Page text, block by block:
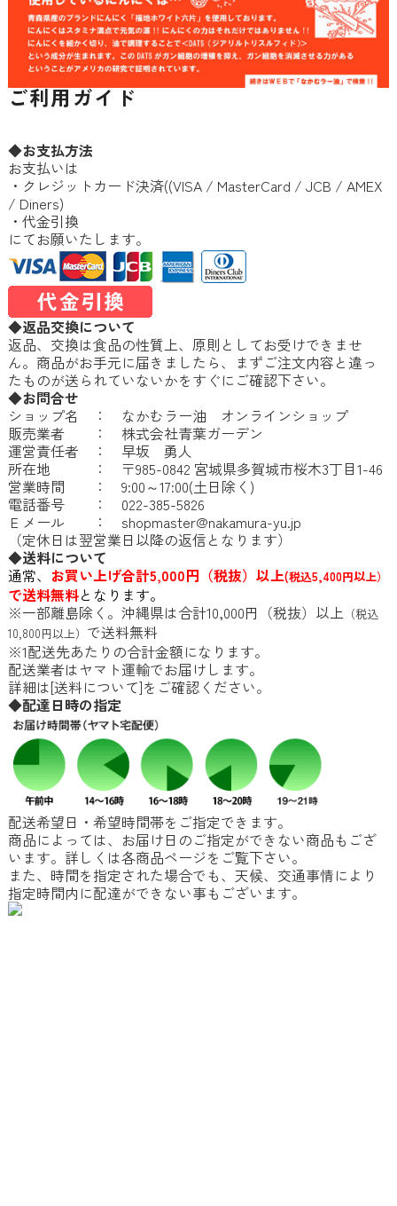
ご利用ガイド
◆お支払方法
お支払いは
・クレジットカード決済((VISA / MasterCard / JCB / AMEX
/ Diners)
・代金引換
にてお願いたします。
◆返品交換について
返品、交換は食品の性質上、原則としてお受けできませ
ん。商品がお手元に届きましたら、まずご注文内容と違っ
たものが送られていないかをすぐにご確認下さい。
◆お問合せ
ショップ名 ： なかむラー油 オンラインショップ
販売業者 ： 株式会社青葉ガーデン
運営責任者 ： 早坂 勇人
所在地 ： 〒985-0842 宮城県多賀城市桜木3丁目1-46
営業時間 ： 9:00～17:00(土日除く)
電話番号 ： 022-385-5826
Ｅメール ： shopmaster@nakamura-yu.jp
（定休日は翌営業日以降の返信となります）
◆送料について
通常、 お買い上げ合計5,000円（税抜）以上(税込5,400円以上）
で送料無料となります。
※一部離島除く。沖縄県は合計10,000円（税抜）以上（税込
10,800円以上） で送料無料
※1配送先あたりの合計金額になります。
配送業者はヤマト運輸でお届けします。
詳細は[送料について]をご確認ください。
◆配達日時の指定
配送希望日・希望時間帯をご指定できます。
商品によっては、お届け日のご指定ができない商品もござ
います。詳しくは各商品ページをご覧下さい。
また、時間を指定された場合でも、天候、交通事情により
指定時間内に配達ができない事もございます。